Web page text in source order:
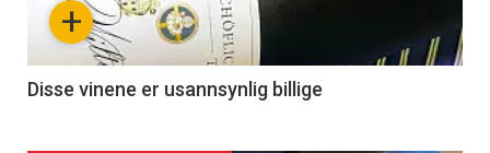
2
+
Disse vinene er usannsynlig billige